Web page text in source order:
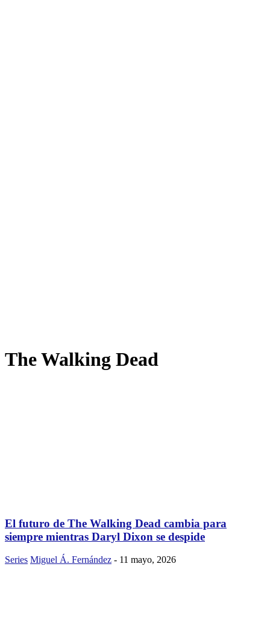
The Walking Dead
El futuro de The Walking Dead cambia para
siempre mientras Daryl Dixon se despide
Series Miguel Á. Fernández - 11 mayo, 2026